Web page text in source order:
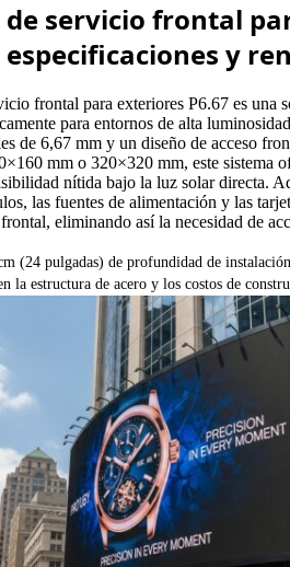
de servicio frontal
especificaciones y
frontal para exteriores P6.67 es una
para entornos de alta
de 6,67 mm y un diseño de acceso
mm o 320×320 mm, este sistema
nítida bajo la luz solar directa.
las fuentes de alimentación y las
eliminando así la necesidad de
(24 pulgadas) de profundidad de
la estructura de acero y los costos de